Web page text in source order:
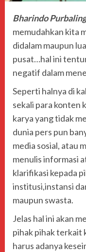
Bharindo
memudahkan kita
didalam maupun
pusat…hal ini
negatif dalam
Seperti halnya di
sekali para konten
karya yang tidak
dunia pers pun
media sosial, atau
menulis informasi
klarifikasi kepada
institusi,instansi
maupun swasta.
Jelas hal ini akan
pihak pihak terkait
harus adanya